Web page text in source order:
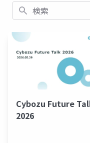
検索
Cybozu Future
2026